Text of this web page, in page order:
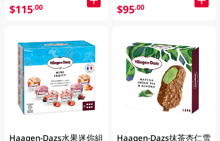
$115.00
Haagen-Dazs水果迷你組
$95.00
Haagen-Dazs抹茶杏仁雪